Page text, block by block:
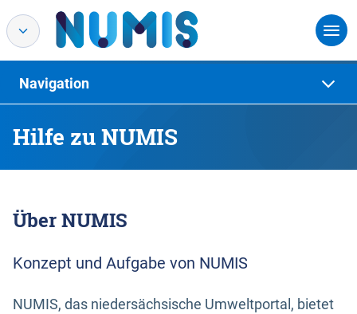
Hilfe zu NUMIS
Navigation
Über NUMIS
Konzept und Aufgabe von NUMIS
NUMIS, das niedersächsische Umweltportal, bietet